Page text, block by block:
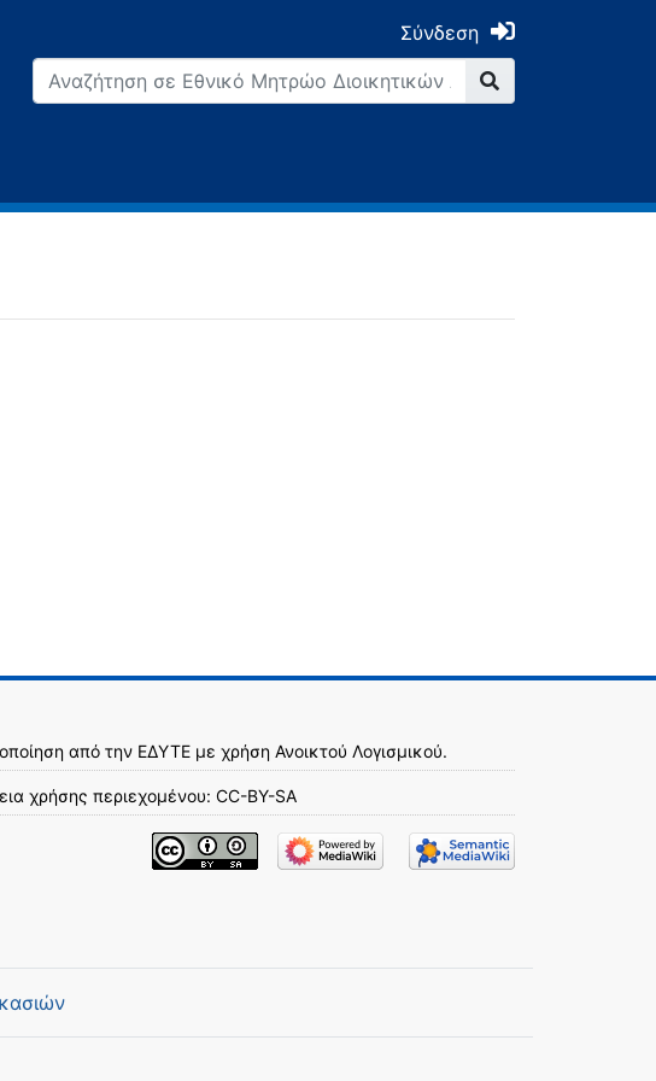
Σύνδεση
από την ΕΔΥΤΕ με χρήση Ανοικτού Λογισμικού.
χρήσης περιεχομένου: CC-BY-SA